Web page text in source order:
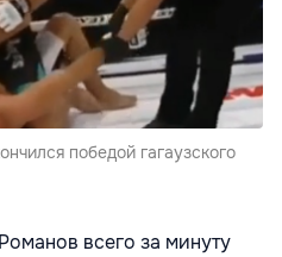
победой гагаузского
всего за минуту